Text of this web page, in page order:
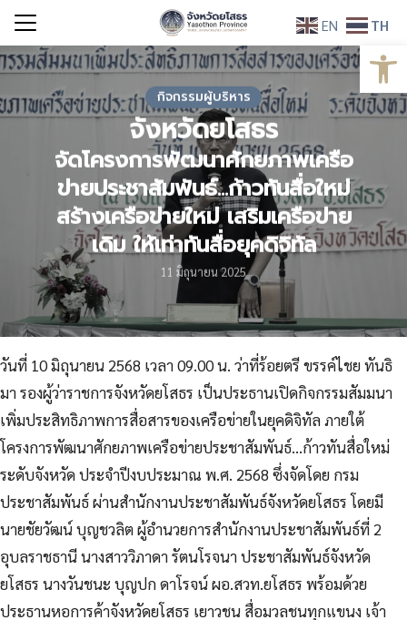
Skip
content
Search
for:
กิจกรรมผู้บริหาร
จังหวัดยโสธร
จัดโครงการพัฒนาศักยภาพเครือ
ข่ายประชาสัมพันธ์...ก้าวทันสื่อใหม่
สร้างเครือข่ายใหม่ เสริมเครือข่าย
เดิม ให้เท่าทันสื่อยุคดิจิทัล
11 มิถุนายน 2025
วันที่ 10 มิถุนายน 2568 เวลา 09.00 น. ว่าที่ร้อยตรี ขรรค์ไชย ทันธิ
มา รองผู้ว่าราชการจังหวัดยโสธร เป็นประธานเปิดกิจกรรมสัมมนา
เพิ่มประสิทธิภาพการสื่อสารของเครือข่ายในยุคดิจิทัล ภายใต้
โครงการพัฒนาศักยภาพเครือข่ายประชาสัมพันธ์…ก้าวทันสื่อใหม่
ระดับจังหวัด ประจำปีงบประมาณ พ.ศ. 2568 ซึ่งจัดโดย กรม
ประชาสัมพันธ์ ผ่านสำนักงานประชาสัมพันธ์จังหวัดยโสธร โดยมี
นายชัยวัฒน์ บุญชวลิต ผู้อำนวยการสำนักงานประชาสัมพันธ์ที่ 2
อุบลราชธานี นางสาววิภาดา รัตนโรจนา ประชาสัมพันธ์จังหวัด
ยโสธร นางวันชนะ บุญปก ดาโรจน์ ผอ.สวท.ยโสธร พร้อมด้วย
ประธานหอการค้าจังหวัดยโสธร เยาวชน สื่อมวลชนทุกแขนง เจ้า
EN TH